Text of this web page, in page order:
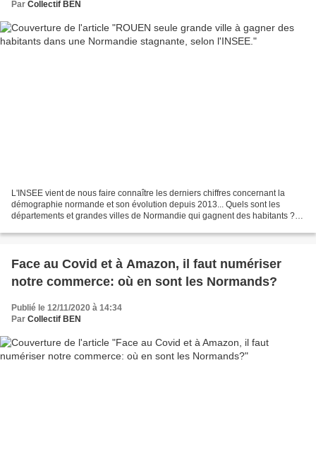
Par Collectif BEN
L'INSEE vient de nous faire connaître les derniers chiffres concernant la
démographie normande et son évolution depuis 2013... Quels sont les
départements et grandes villes de Normandie qui gagnent des habitants ? |
Face au Covid et à Amazon, il faut numériser
notre commerce: où en sont les Normands?
Publié le 12/11/2020 à 14:34
Par Collectif BEN